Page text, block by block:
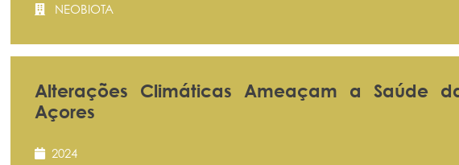
NEOBIOTA
Alterações Climáticas Ameaçam a Saúde
Açores
2024